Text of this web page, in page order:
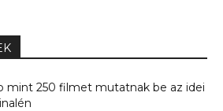
mint 250 filmet mutatnak be az idei